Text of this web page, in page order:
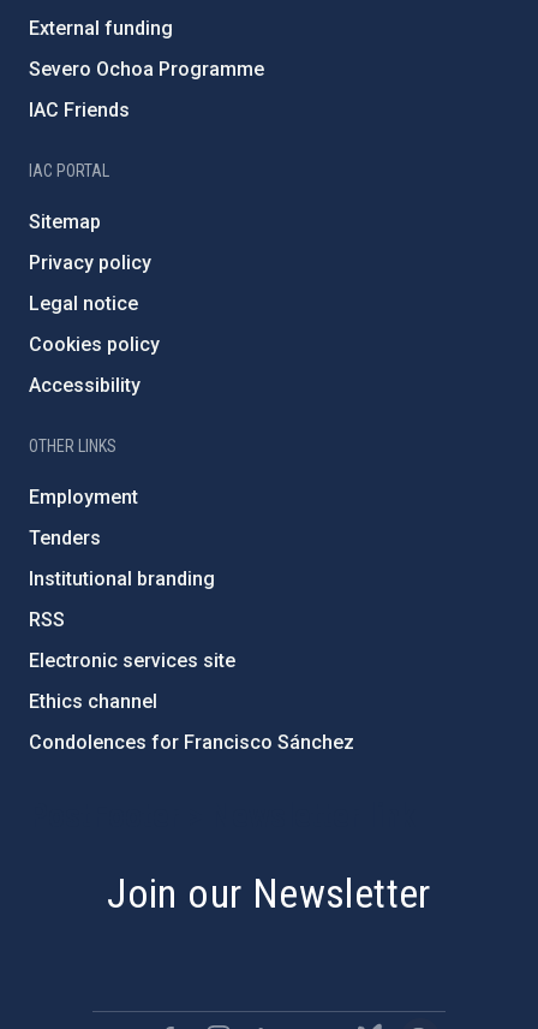
External funding
Severo Ochoa Programme
IAC Friends
IAC PORTAL
Sitemap
Privacy policy
Legal notice
Cookies policy
Accessibility
OTHER LINKS
Employment
Tenders
Institutional branding
RSS
Electronic services site
Ethics channel
Condolences for Francisco Sánchez
Join our Newsletter